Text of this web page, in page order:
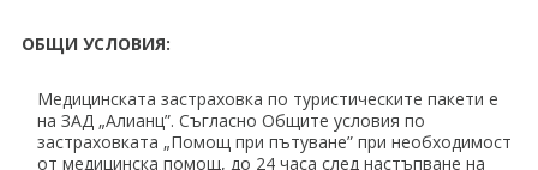
ОБЩИ УСЛОВИЯ:
Медицинската застраховка по туристическите пакети е
на ЗАД „Алианц”. Съгласно Общите условия по
застраховката „Помощ при пътуване” при необходимост
от медицинска помощ, до 24 часа след настъпване на